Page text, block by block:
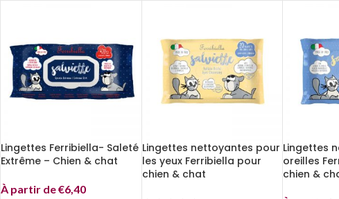
Lingettes Ferribiella- Saleté
Extrême – Chien & chat
À partir de€6,40
Lingettes nettoyantes pour
les yeux Ferribiella pour
chien & chat
Lingettes
oreilles
chien &